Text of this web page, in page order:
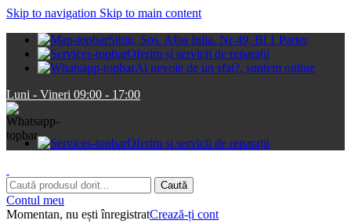
Skip to navigation Skip to main content
Sibiu, Sos. Alba Iulia. Nr 49, Bl 1 Parter
Oferim și servicii de reparații
Ai nevoie de un sfat?, suntem online
Luni - Vineri 09:00 - 17:00
Oferim și servicii de reparații
Caută
Contul meu
Momentan, nu ești înregistratCrează-ți cont